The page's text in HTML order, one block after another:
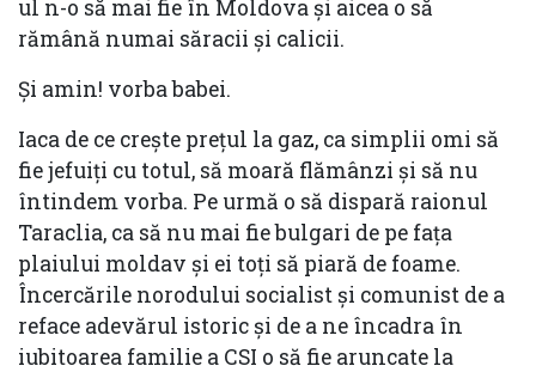
ul n-o să mai fie în Moldova și aicea o să
rămână numai săracii și calicii.
Și amin! vorba babei.
Iaca de ce crește prețul la gaz, ca simplii omi să
fie jefuiți cu totul, să moară flămânzi și să nu
întindem vorba. Pe urmă o să dispară raionul
Taraclia, ca să nu mai fie bulgari de pe fața
plaiului moldav și ei toți să piară de foame.
Încercările norodului socialist și comunist de a
reface adevărul istoric și de a ne încadra în
iubitoarea familie a CSI o să fie aruncate la